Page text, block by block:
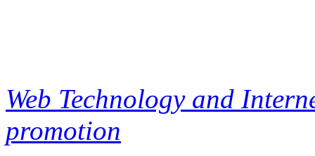
Web Technology and
promotion